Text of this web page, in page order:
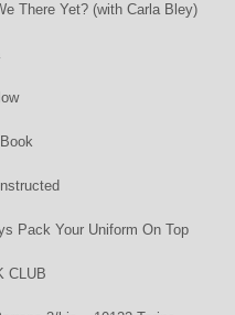
There Yet? (with Carla Bley)
Pack Your Uniform On Top
CLUB